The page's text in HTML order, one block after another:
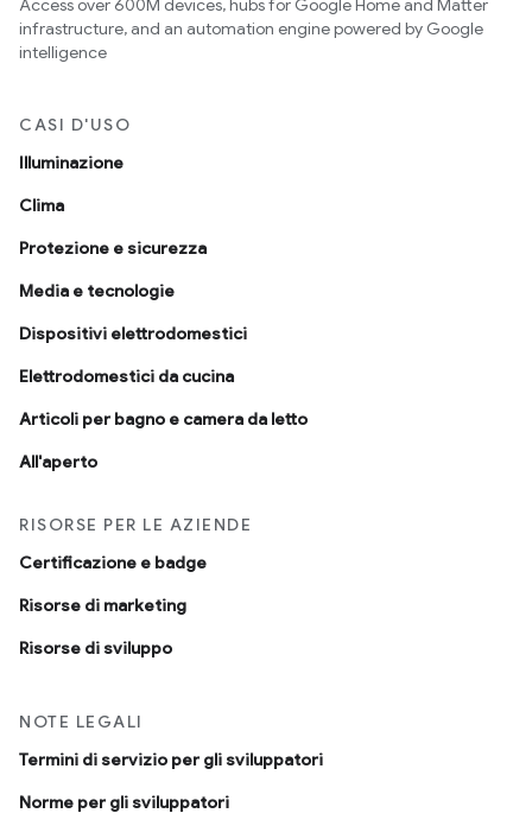
Access over 600M devices, hubs for Google Home and Matter
infrastructure, and an automation engine powered by Google
intelligence
CASI D'USO
Illuminazione
Clima
Protezione e sicurezza
Media e tecnologie
Dispositivi elettrodomestici
Elettrodomestici da cucina
Articoli per bagno e camera da letto
All'aperto
RISORSE PER LE AZIENDE
Certificazione e badge
Risorse di marketing
Risorse di sviluppo
NOTE LEGALI
Termini di servizio per gli sviluppatori
Norme per gli sviluppatori